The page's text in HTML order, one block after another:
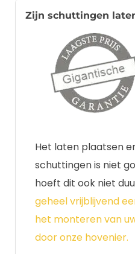
Zijn schuttingen
Het laten plaatsen
schuttingen is niet
hoeft dit ook niet
geheel vrijblijvend
het monteren van
door onze hovenier.